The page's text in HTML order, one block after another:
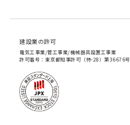
建設業の許可
電気工事業/管工事業/機械器具設置工事業
許可番号：東京都知事許可（特-28）第36676号